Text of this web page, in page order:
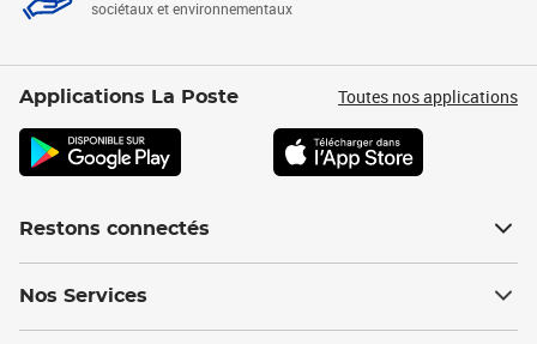
sociétaux et environnementaux
Applications La Poste Toutes nos applications
Restons connectés
Nos Services